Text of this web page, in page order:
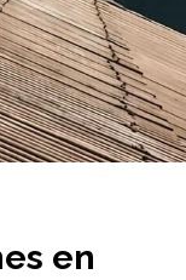
en